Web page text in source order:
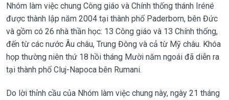
Nhóm làm việc chung Công giáo và Chính thống thánh Iréné
được thành lập năm 2004 tại thành phố Paderborn, bên Đức
và gồm có 26 nhà thần học: 13 Công giáo và 13 Chính thống,
đến từ các nước Âu châu, Trung Đông và cả từ Mỹ châu. Khóa
họp thường niên thứ 18 hồi tháng Mười năm ngoái đã diễn ra
tại thành phố Cluj-Napoca bên Rumani.
Do lời thỉnh cầu của Nhóm làm việc chung này, ngày 21 tháng